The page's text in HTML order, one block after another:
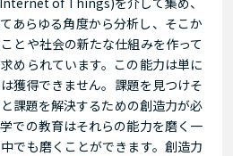
あらゆる角度から分析し、そこか
とや社会の新たな仕組みを作って
められています。この能力は単に
獲得できません。課題を見つけそ
課題を解決するための創造力が必
での教育はそれらの能力を磨く一
でも磨くことができます。創造力